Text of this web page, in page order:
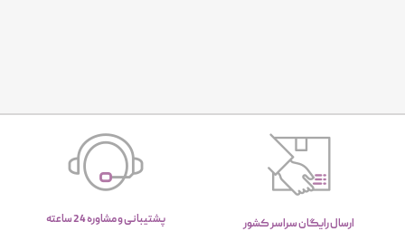
ارسال رایگان سراسر کشور پشتیبانی و مشاوره 24 ساعته